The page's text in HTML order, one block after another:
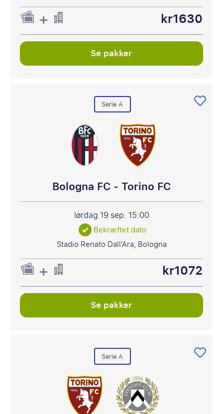
kr1630
Se pakker
Serie A
Bologna FC - Torino FC
lørdag 19 sep. 15:00
Bekræftet dato
Stadio Renato Dall'Ara, Bologna
kr1072
Se pakker
Serie A